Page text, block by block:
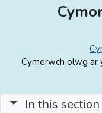
Cymerwch olwg ar
In this section